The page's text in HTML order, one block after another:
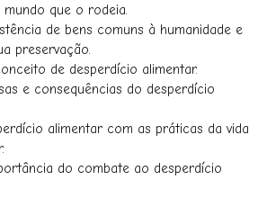
que o rodeia.
de bens comuns à humanidade e
preservação.
de desperdício alimentar.
e consequências do desperdício
alimentar com as práticas da vida
do combate ao desperdício